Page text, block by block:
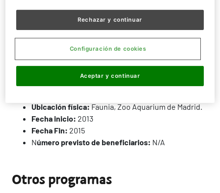
Ubicación física: Faunia, Zoo Aquarium de Madrid.
Fecha inicio: 2013
Fecha Fin: 2015
Número previsto de beneficiarios: N/A
Otros programas
Rechazar y continuar
Aceptar y continuar
Configuración de cookies